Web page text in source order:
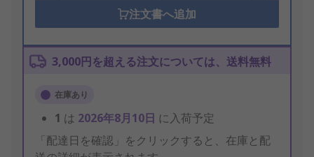
注文書へ追加
3,000円を超える注文については、送料無料
在庫あり
1 は 2026年8月10日 に入荷予定
「配達日を確認」をクリックすると、在庫と配